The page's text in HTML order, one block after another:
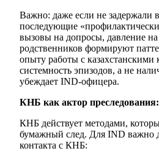
Важно: даже если не задержали
последующие
вызовы на допросы, давление на
родственников формируют
опыту работы с
системность эпизодов, а не
убеждает IND-офицера.
КНБ как актор преследования:
КНБ действует методами,
бумажный след. Для IND важно
контакта с КНБ: